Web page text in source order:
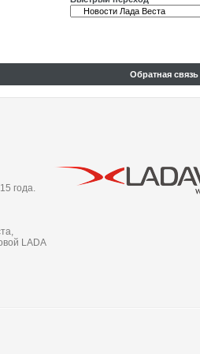
Обратная связь
года.
LADA